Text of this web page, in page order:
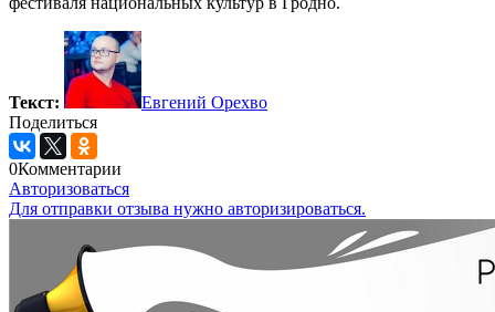
Текст:
Евгений Орехво
Поделиться
0Комментарии
Авторизоваться
Для отправки отзыва нужно авторизироваться.